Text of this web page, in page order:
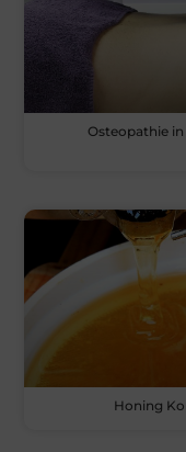
Osteopathie
Honing